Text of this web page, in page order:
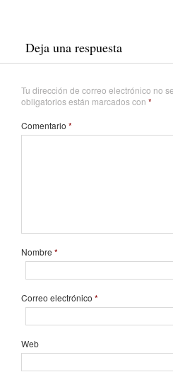
Deja una respuesta
Tu dirección de correo electrónico no
obligatorios están marcados con *
Comentario *
Nombre *
Correo electrónico *
Web